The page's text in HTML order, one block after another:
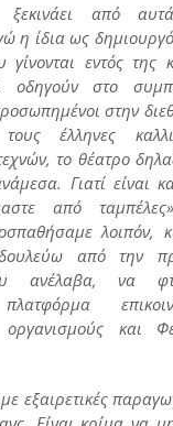
από
η ίδια ως
εντός της
οδηγούν στο
στην
έλληνες
το θέατρο
Γιατί είναι
από
λοιπόν,
από την
ανέλαβα, να
οργανισμούς και
εξαιρετικές